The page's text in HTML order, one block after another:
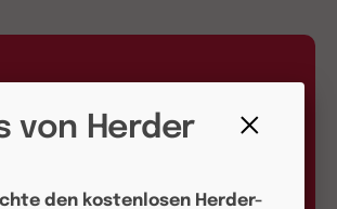
von Herder
den kostenlosen Herder-